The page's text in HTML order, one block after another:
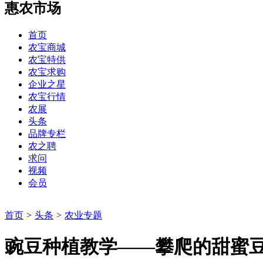
惠农市场
首页
农宝商城
农宝特供
农宝求购
企业之星
农宝行情
农展
头条
品牌专栏
农之聘
求问
视频
会员
首页 > 头条 > 农业专题
豌豆种植教学——攀爬的甜蜜